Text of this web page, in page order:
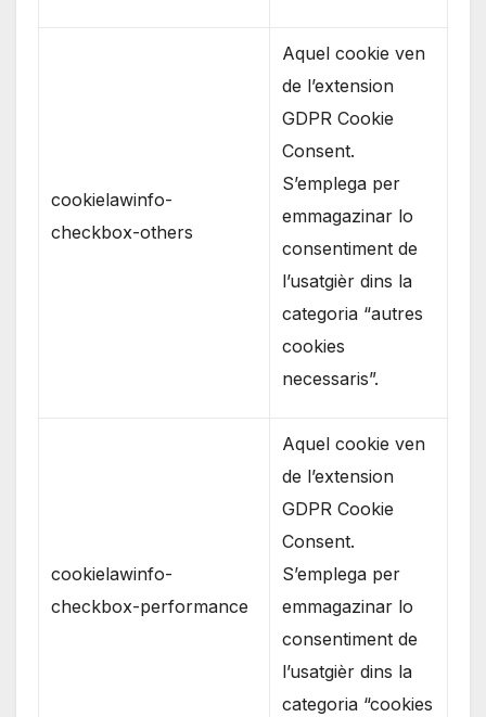
cookielawinfo-
checkbox-others
Aquel cookie ven
de l’extension
GDPR Cookie
Consent.
S’emplega per
emmagazinar lo
consentiment de
l’usatgièr dins la
categoria “autres
cookies
necessaris”.
cookielawinfo-
checkbox-performance
Aquel cookie ven
de l’extension
GDPR Cookie
Consent.
S’emplega per
emmagazinar lo
consentiment de
l’usatgièr dins la
categoria “cookies